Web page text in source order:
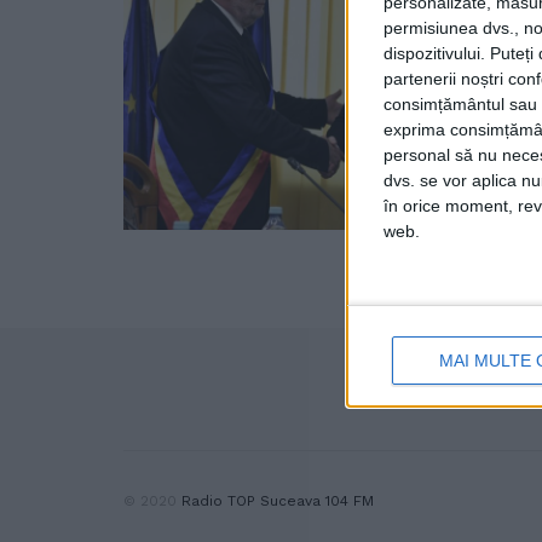
permisiunea dvs.,
dispozitivului. Puteți
partenerii noștri
consimțământul
exprima
personal să nu
dvs. se vor aplica
în orice moment,
web.
MAI MULTE
Radio TOP Suceava 104 FM